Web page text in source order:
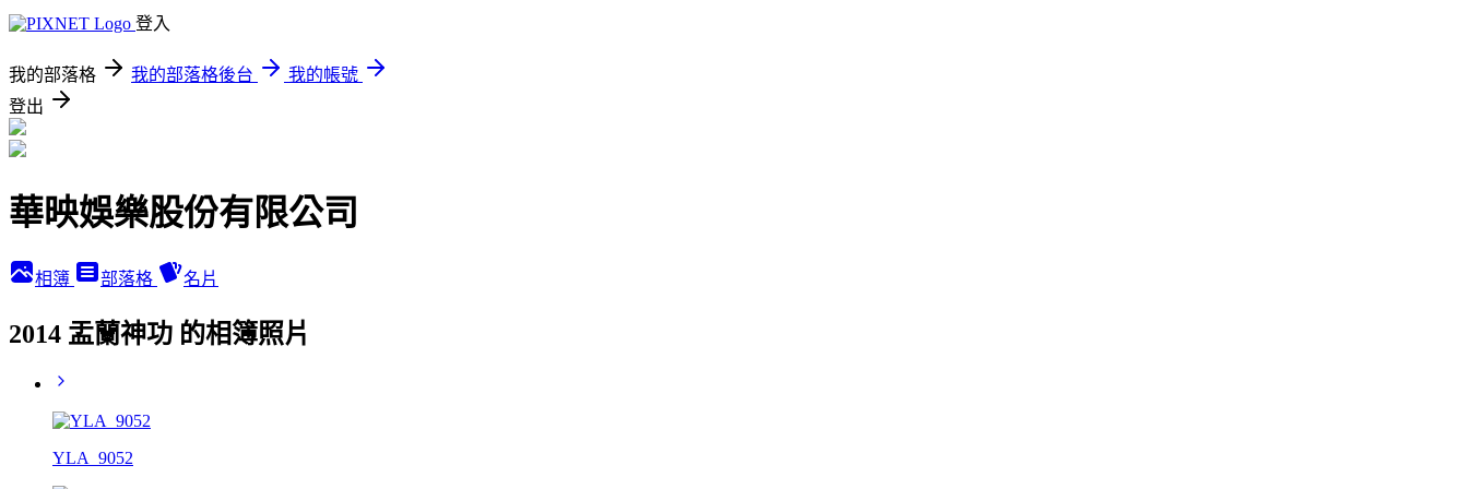
登入
我的部落格 我的部落格後台
我的帳號
登出
華映娛樂股份有限公司
相簿 部落格 名片
2014 盂蘭神功 的相簿照片
YLA_9052